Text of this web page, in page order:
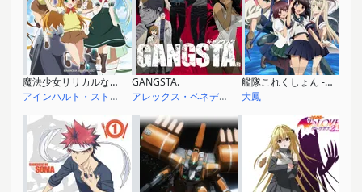
魔法少女リリカルなのはViVid
アインハルト・ストラトス
GANGSTA.
アレックス・ベネデッド
艦隊これくしょん -艦これ-
大鳳